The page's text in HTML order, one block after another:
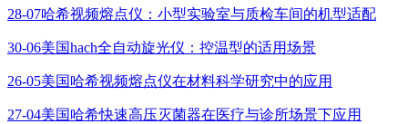
28-07哈希视频熔点仪：小型实验室与质检车间的机型适配
30-06美国hach全自动旋光仪：控温型的适用场景
26-05美国哈希视频熔点仪在材料科学研究中的应用
27-04美国哈希快速高压灭菌器在医疗与诊所场景下应用